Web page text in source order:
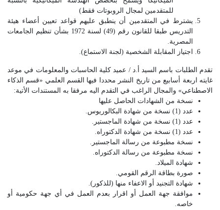
للمتقدمين لمجال الروبوتات فقط)
يشترط في المتقدمين أن ينطبق عليهم قواعد تعيين أعضاء هيئة
التدريس طبقا للقانون رقم (49) لسنة 1972 بشأن تنظيم الجامعات
المصرية.
اجتياز المقابلة الشخصية (لجنة الاستماع).
تقدم الطلبات باسم السيد أ.د / عميد كلية الحاسبات والمعلومات في موعد
غايته اربعة أسابيع من تاريخ النشر محددا فيها القسم العلمي «قسم الذكاء
الاصطناعي» والمجال الراغب في التقدم اليه مرفقا به المستندات الأتية:
نسخة من الشهادات الحاصل عليها
عدد (1) نسخة من شهادة البكالوريوس.
عدد (1) نسخة من شهادة الماجستير.
عدد (1) نسخة من شهادة الدكتوراه.
نسخة مطبوعة من رسالة الماجستير.
نسخة مطبوعة من رسالة الدكتوراه.
شهادة الميلاد.
صورة بطاقة الرقم القومي.
شهادة التجنيد أو الاعفاء منها (للذكور).
موافقة جهة العمل أو اقرار بعدم العمل في أي جهة حكومية أو
خاصه.